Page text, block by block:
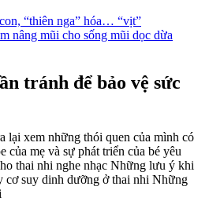
“thiên nga” hóa… “vịt”
nâng mũi cho sống mũi dọc dừa
tránh để bảo vệ sức
lại xem những thói quen của mình có
của mẹ và sự phát triển của bé yêu
thai nhi nghe nhạc Những lưu ý khi
cơ suy dinh dưỡng ở thai nhi Những